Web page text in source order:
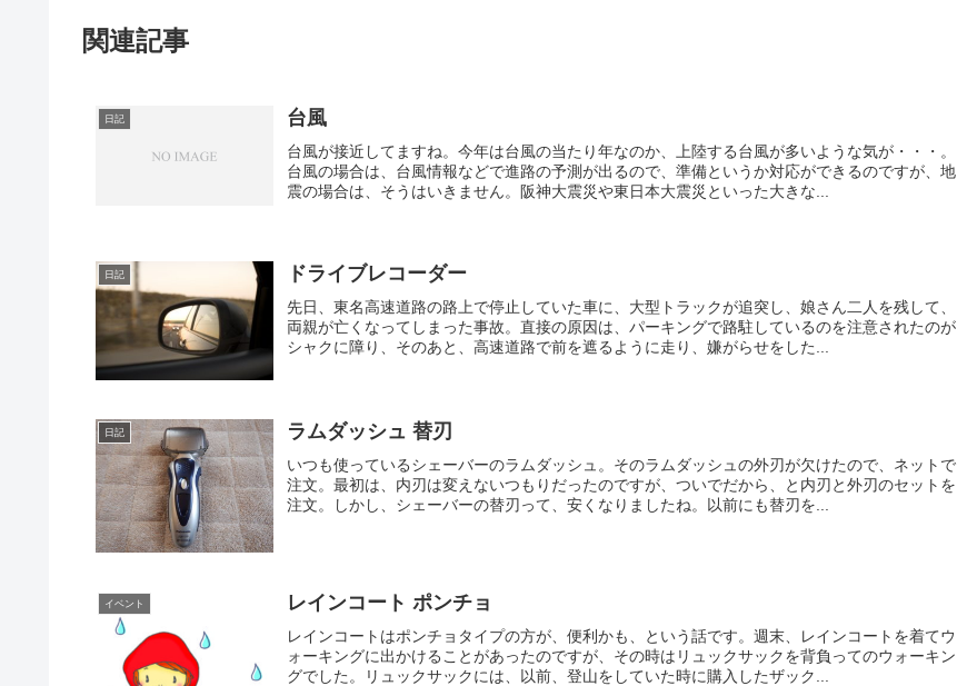
関連記事
日記 台風
台風が接近してますね。今年は台風の当たり年なのか、上陸する台風が多いような気が・・・。
台風の場合は、台風情報などで進路の予測が出るので、準備というか対応ができるのですが、地
震の場合は、そうはいきません。阪神大震災や東日本大震災といった大きな...
日記 ドライブレコーダー
先日、東名高速道路の路上で停止していた車に、大型トラックが追突し、娘さん二人を残して、
両親が亡くなってしまった事故。直接の原因は、パーキングで路駐しているのを注意されたのが
シャクに障り、そのあと、高速道路で前を遮るように走り、嫌がらせをした...
日記 ラムダッシュ 替刃
いつも使っているシェーバーのラムダッシュ。そのラムダッシュの外刃が欠けたので、ネットで
注文。最初は、内刃は変えないつもりだったのですが、ついでだから、と内刃と外刃のセットを
注文。しかし、シェーバーの替刃って、安くなりましたね。以前にも替刃を...
イベント レインコート ポンチョ
レインコートはポンチョタイプの方が、便利かも、という話です。週末、レインコートを着てウ
ォーキングに出かけることがあったのですが、その時はリュックサックを背負ってのウォーキン
グでした。リュックサックには、以前、登山をしていた時に購入したザック...